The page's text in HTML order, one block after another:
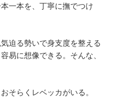
一本を、丁寧に撫でつけ
迫る勢いで身支度を整える
易に想像できる。そんな、
そらくレベッカがいる。